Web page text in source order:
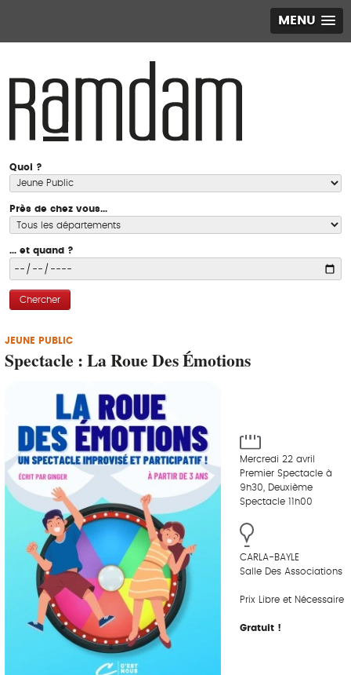
MENU
Quoi ?
Près de chez vous...
... et quand ?
Chercher
JEUNE PUBLIC
Spectacle : La Roue Des Émotions
Mercredi 22 avril
Premier Spectacle à
9h30, Deuxième
Spectacle 11h00
CARLA-BAYLE
Salle Des Associations
Prix Libre et Nécessaire
Gratuit !